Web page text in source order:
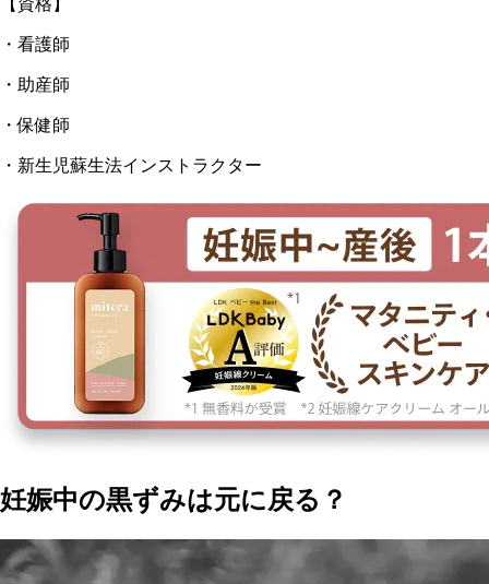
【資格】
・看護師
・助産師
・保健師
・新生児蘇生法インストラクター
妊娠中の黒ずみは元に戻る？